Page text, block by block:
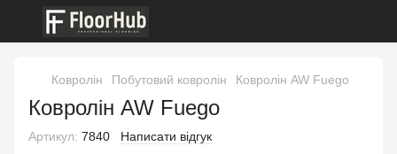
Ковролін Побутовий ковролін Ковролін AW Fuego
Ковролін AW Fuego
Артикул: 7840 Написати відгук